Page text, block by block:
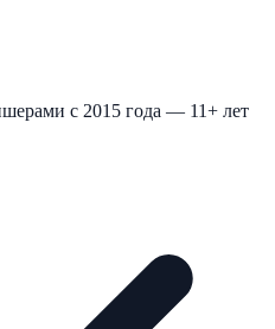
с 2015 года — 11+ лет